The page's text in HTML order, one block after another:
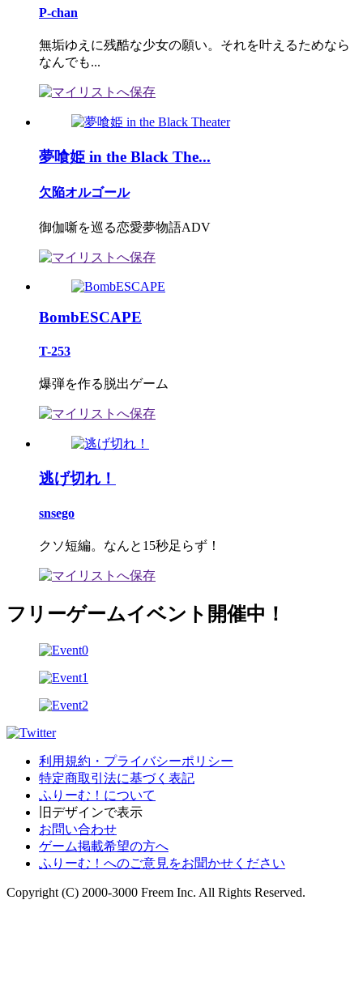
P-chan
無垢ゆえに残酷な少女の願い。それを叶えるためなら
なんでも...
夢喰姫 in the Black The...
欠陥オルゴール
御伽噺を巡る恋愛夢物語ADV
BombESCAPE
T-253
爆弾を作る脱出ゲーム
逃げ切れ！
snsego
クソ短編。なんと15秒足らず！
フリーゲームイベント開催中！
利用規約・プライバシーポリシー
特定商取引法に基づく表記
ふりーむ！について
旧デザインで表示
お問い合わせ
ゲーム掲載希望の方へ
ふりーむ！へのご意見をお聞かせください
Copyright (C) 2000-3000 Freem Inc. All Rights Reserved.